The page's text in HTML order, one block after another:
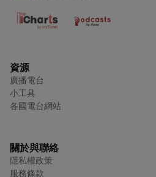
資源
廣播電台
小工具
各國電台網站
關於與聯絡
隱私權政策
服務條款